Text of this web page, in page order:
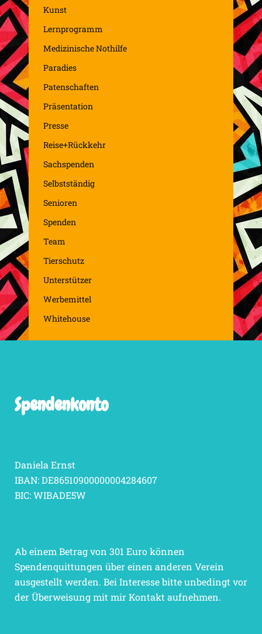
Kunst
Lernprogramm
Medizinische Nothilfe
Paradies
Patenschaften
Präsentation
Presse
Reise+Rückkehr
Sachspenden
Selbstständig
Senioren
Spenden
Team
Tierschutz
Unterstützer
Werbemittel
Whitehouse
Spendenkonto
Daniela Ernst
IBAN: DE86510900000004284607
BIC: WIBADE5W
Ab einem Betrag von 301 Euro können
Spendenquittungen über einen anderen Verein
ausgestellt werden. Bei Interesse bitte unbedingt vor
der Überweisung mit mir Kontakt aufnehmen.